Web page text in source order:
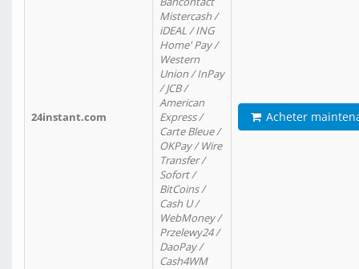
24instant.com
Mistercash /
iDEAL / ING
Home' Pay /
Western
Union / InPay
/ JCB /
American
Express /
Carte Bleue /
OKPay / Wire
Transfer /
Sofort /
BitCoins /
Cash U /
WebMoney /
Przelewy24 /
DaoPay /
Cash4WM
Acheter